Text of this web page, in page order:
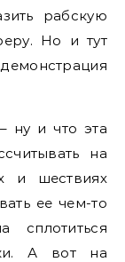
рабскую
Но и тут
ну и что эта
на
и шествиях
ее чем-то
сплотиться
А вот на